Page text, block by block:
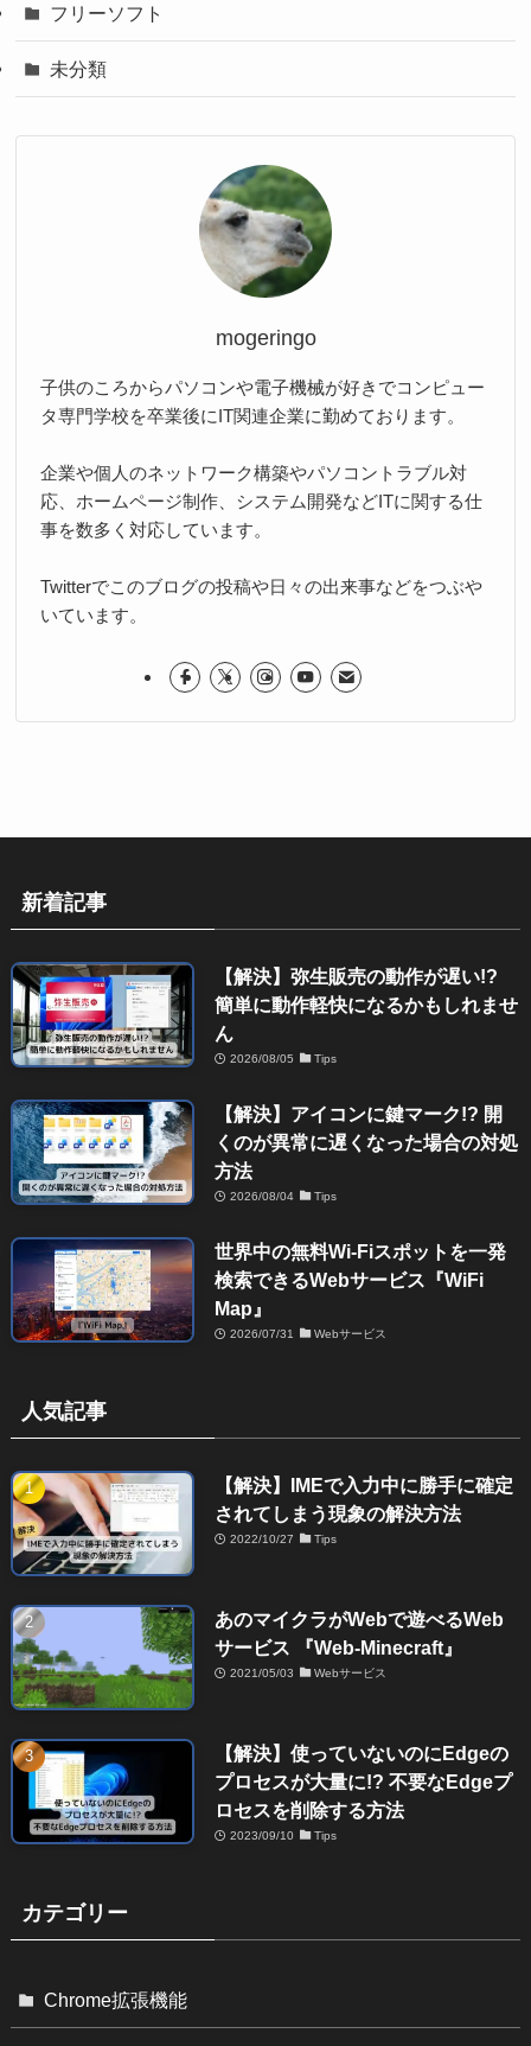
フリーソフト
未分類
mogeringo
子供のころからパソコンや電子機械が好きでコンピュー
タ専門学校を卒業後にIT関連企業に勤めております。
企業や個人のネットワーク構築やパソコントラブル対
応、ホームページ制作、システム開発などITに関する仕
事を数多く対応しています。
Twitterでこのブログの投稿や日々の出来事などをつぶや
いています。
新着記事
【解決】弥生販売の動作が遅い!?
簡単に動作軽快になるかもしれませ
ん
2026/08/05 Tips
【解決】アイコンに鍵マーク!? 開
くのが異常に遅くなった場合の対処
方法
2026/08/04 Tips
世界中の無料Wi-Fiスポットを一発
検索できるWebサービス『WiFi
Map』
2026/07/31 Webサービス
人気記事
【解決】IMEで入力中に勝手に確定
されてしまう現象の解決方法
2022/10/27 Tips
あのマイクラがWebで遊べるWeb
サービス 『Web-Minecraft』
2021/05/03 Webサービス
【解決】使っていないのにEdgeの
プロセスが大量に!? 不要なEdgeプ
ロセスを削除する方法
2023/09/10 Tips
カテゴリー
Chrome拡張機能